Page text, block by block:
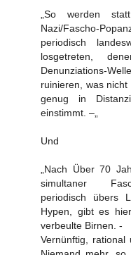
„So werden
Nazi/Fascho-
periodisch
losgetreten,
Denunziations-
ruinieren, was
genug in
einstimmt. –„
Und
„Nach Über 70
simultaner
periodisch übers
Hypen, gibt es
verbeulte Birnen. -
Vernünftig,